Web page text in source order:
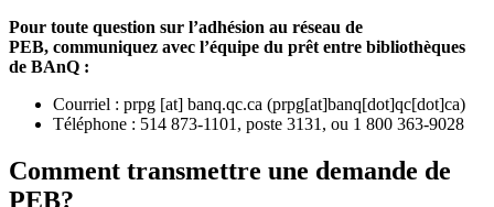
Pour toute question sur l’adhésion au réseau de
PEB, communiquez avec l’équipe du prêt entre bibliothèques
de BAnQ :
Courriel : prpg [at] banq.qc.ca (prpg[at]banq[dot]qc[dot]ca)
Téléphone : 514 873-1101, poste 3131, ou 1 800 363-9028
Comment transmettre une demande de
PEB?